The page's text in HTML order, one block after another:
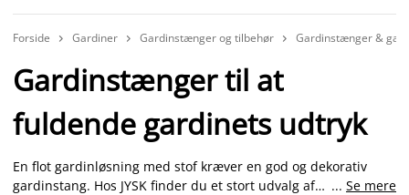
Forside  Gardiner  Gardinstænger og tilbehør  Gardinstænger &
Gardinstænger til at
fuldende gardinets udtryk
En flot gardinløsning med stof kræver en god og dekorativ
gardinstang. Hos JYSK finder du et stort udvalg af
... Se mere